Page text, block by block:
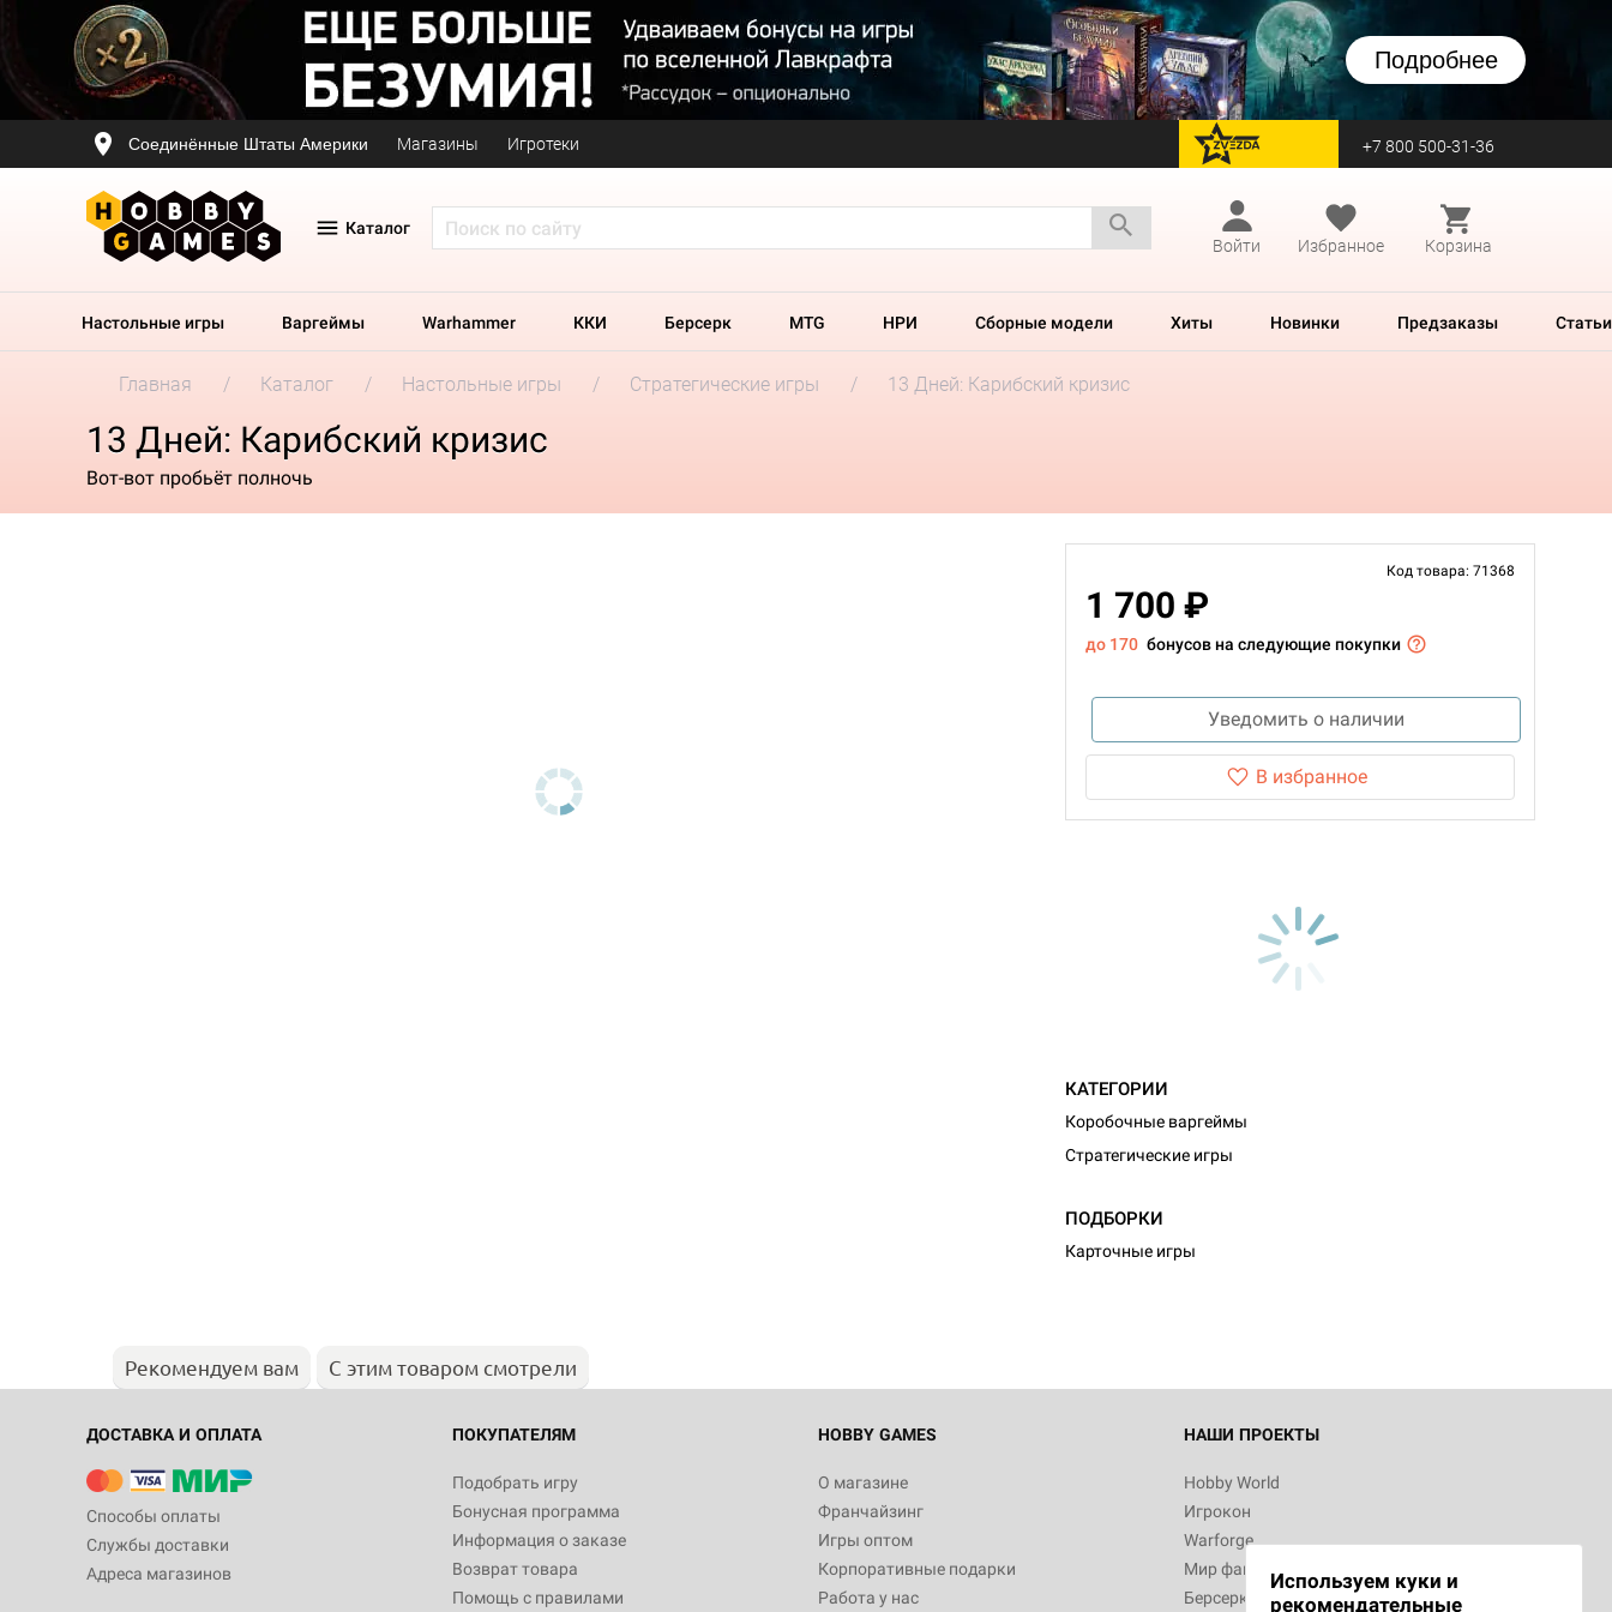
Подробнее
Соединённые Штаты Америки Магазины Игротеки перейти на Zvezda +7 800 500-31-36
Каталог
Войти
Избранное Корзина
Настольные игры Варгеймы Warhammer ККИ Берсерк MTG НРИ Сборные модели Хиты Новинки Предзаказы Статьи
Главная Каталог Настольные игры Стратегические игры 13 Дней: Карибский кризис
13 Дней: Карибский кризис
Вот-вот пробьёт полночь
Код товара: 71368
1 700 ₽
до 170 бонусов на следующие покупки
Уведомить о наличии
В избранное
КАТЕГОРИИ
Коробочные варгеймы
Стратегические игры
ПОДБОРКИ
Карточные игры
Рекомендуем вам С этим товаром смотрели
ДОСТАВКА И ОПЛАТА
Способы оплаты
Службы доставки
Адреса магазинов
ПОКУПАТЕЛЯМ
Подобрать игру
Бонусная программа
Информация о заказе
Возврат товара
Помощь с правилами
HOBBY GAMES
О магазине
Франчайзинг
Игры оптом
Корпоративные подарки
Работа у нас
НАШИ ПРОЕКТЫ
Hobby World
Игрокон
Warforge
Мир фантастики
Берсерк
Используем куки и
рекомендательные